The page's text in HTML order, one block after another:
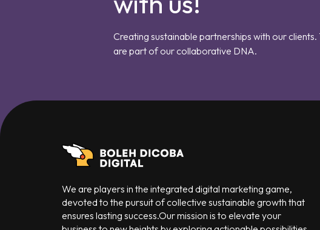
Creating sustainable partnerships with our
are part of our collaborative DNA.
We are players in the integrated digital marketing game,
devoted to the pursuit of collective sustainable growth that
ensures lasting success.Our mission is to elevate your